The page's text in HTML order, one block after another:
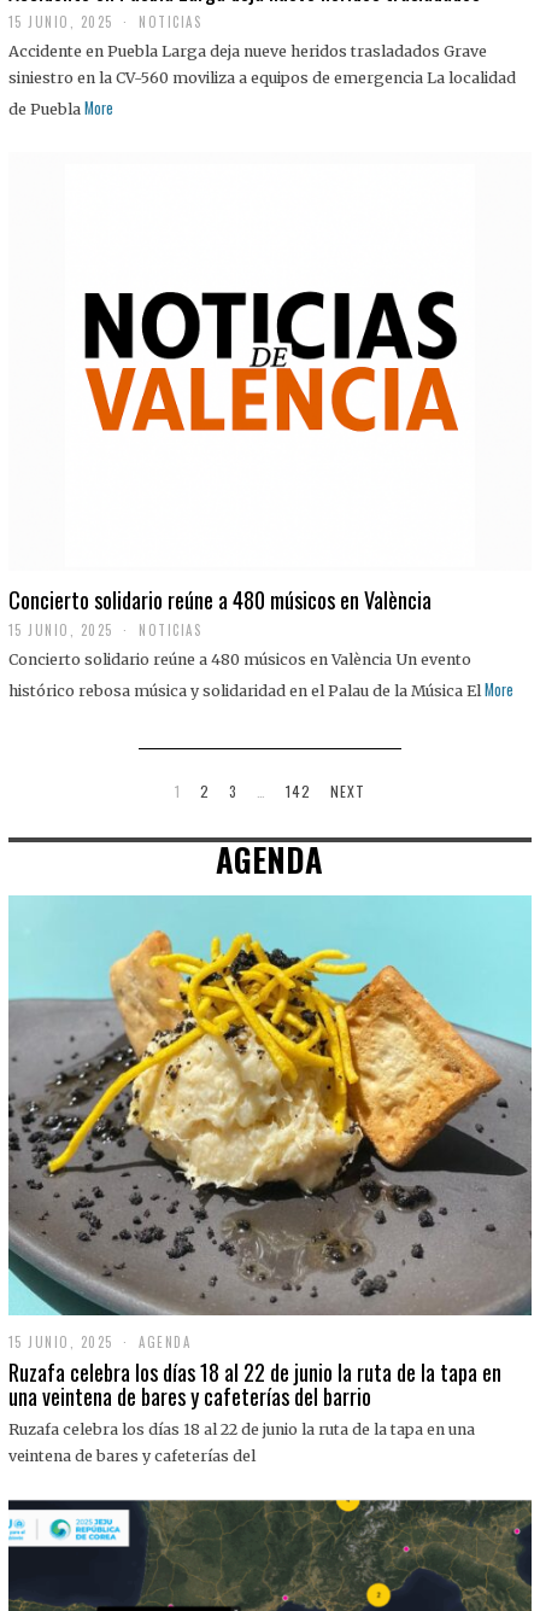
15 JUNIO, 2025 NOTICIAS
Accidente en Puebla Larga deja nueve heridos trasladados Grave
siniestro en la CV-560 moviliza a equipos de emergencia La localidad
de Puebla More
Concierto solidario reúne a 480 músicos en València
15 JUNIO, 2025 NOTICIAS
Concierto solidario reúne a 480 músicos en València Un evento
histórico rebosa música y solidaridad en el Palau de la Música El More
1 2 3 142 NEXT
AGENDA
15 JUNIO, 2025
J
U
I
O
0
2
5
AGENDA
Ruzafa celebra los días 18 al 22 de junio la ruta de la tapa en
una veintena de bares y cafeterías del barrio
Ruzafa celebra los días 18 al 22 de junio la ruta de la tapa en una
veintena de bares y cafeterías del